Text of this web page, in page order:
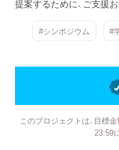
提案するために、ご支援
#シンポジウム #
このプロジェクトは、目標
23:59